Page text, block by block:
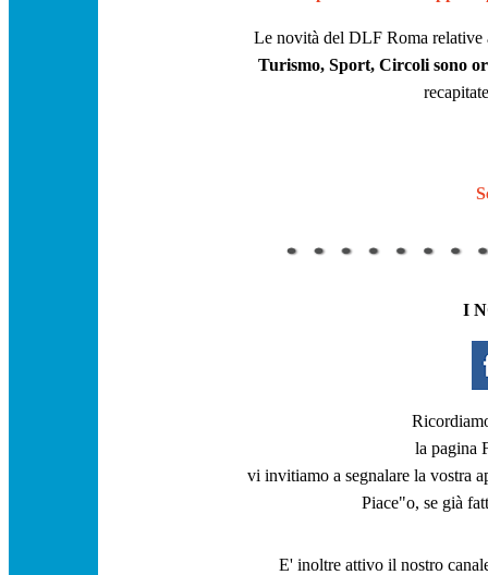
Le novità del DLF Roma
Turismo, Sport, Circoli sono
I
la pagina
vi invitiamo a segnalare la vostra
Piace"o, se già
E' inoltre attivo il nostro